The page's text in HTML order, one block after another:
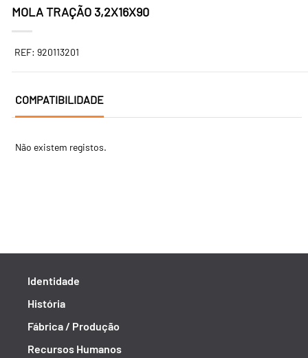
MOLA TRAÇÃO 3,2X16X90
REF: 920113201
COMPATIBILIDADE
Não existem registos.
Identidade
História
Fábrica / Produção
Recursos Humanos